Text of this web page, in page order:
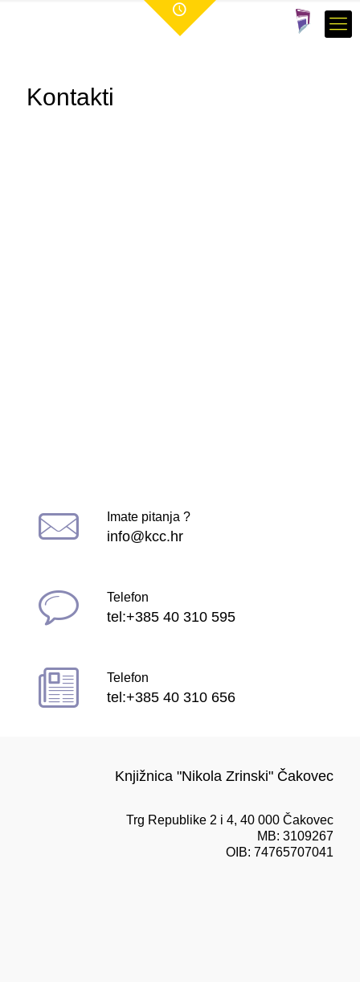
Kontakti
Imate pitanja ?
info@kcc.hr
Telefon
tel:+385 40 310 595
Telefon
tel:+385 40 310 656
Knjižnica "Nikola Zrinski" Čakovec
Trg Republike 2 i 4, 40 000 Čakovec
MB: 3109267
OIB: 74765707041